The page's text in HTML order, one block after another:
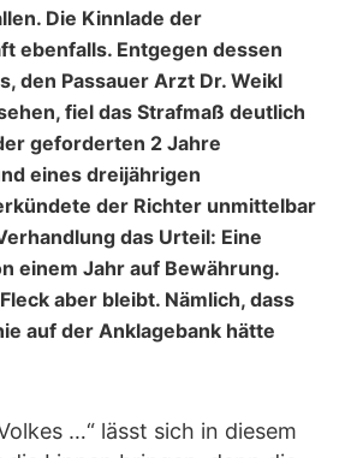
Die Kinnlade der
ebenfalls. Entgegen dessen
den Passauer Arzt Dr. Weikl
fiel das Strafmaß deutlich
geforderten 2 Jahre
eines dreijährigen
der Richter unmittelbar
das Urteil: Eine
einem Jahr auf Bewährung.
aber bleibt. Nämlich, dass
auf der Anklagebank hätte
…“ lässt sich in diesem